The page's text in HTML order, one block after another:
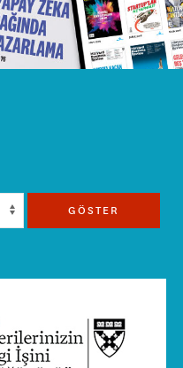
GÖSTER